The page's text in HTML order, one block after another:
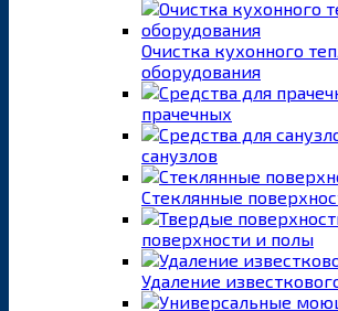
Очистка кухонного
оборудования
прачечных
санузлов
Стеклянные
поверхности и полы
Удаление